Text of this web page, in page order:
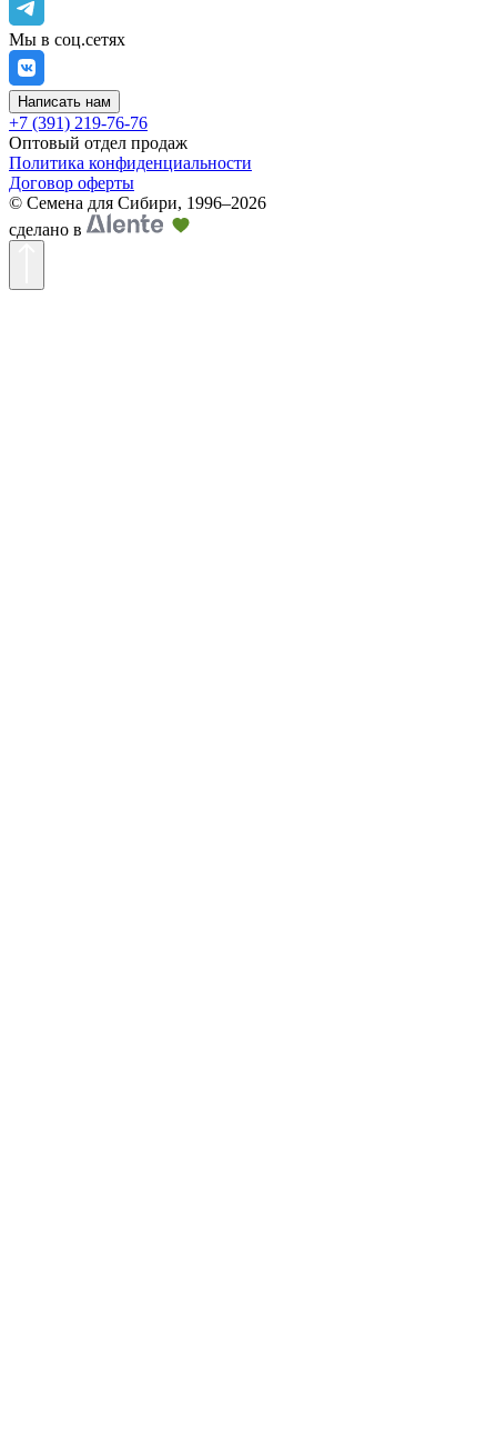
Мы в соц.сетях
Написать нам
+7 (391) 219-76-76
Оптовый отдел продаж
Политика конфиденциальности
Договор оферты
© Семена для Сибири, 1996–2026
сделано в